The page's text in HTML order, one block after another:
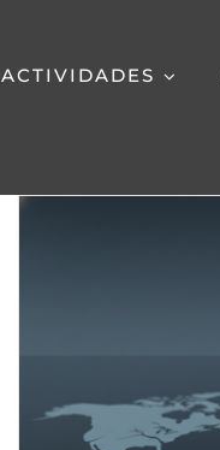
ACTIVIDADES